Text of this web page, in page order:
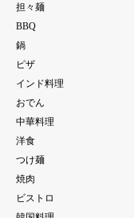
担々麺
BBQ
鍋
ピザ
インド料理
おでん
中華料理
洋食
つけ麺
焼肉
ビストロ